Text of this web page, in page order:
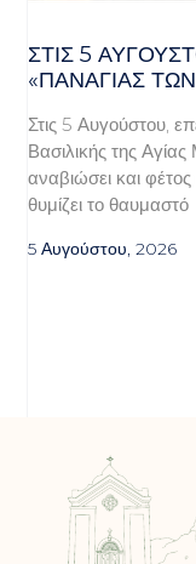
ΣΤΙΣ 5
«ΠΑΝΑΓΊΑΣ
Στις 5 Αυγούστου,
Βασιλικής της
αναβιώσει και
θυμίζει το θαυμαστό
5 Αυγούστου, 2026